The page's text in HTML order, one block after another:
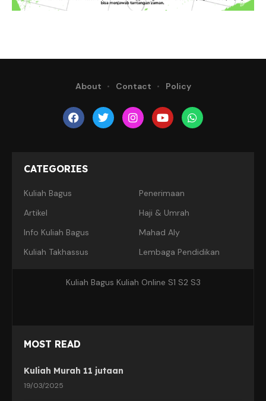
About Contact Policy
CATEGORIES
Kuliah Bagus
Penerimaan
Artikel
Haji & Umrah
Info Kuliah Bagus
Mahad Aly
Kuliah Takhassus
Lembaga Pendidikan
Kuliah Bagus Kuliah Online S1 S2 S3
MOST READ
Kuliah Murah 11 jutaan
19/03/2025